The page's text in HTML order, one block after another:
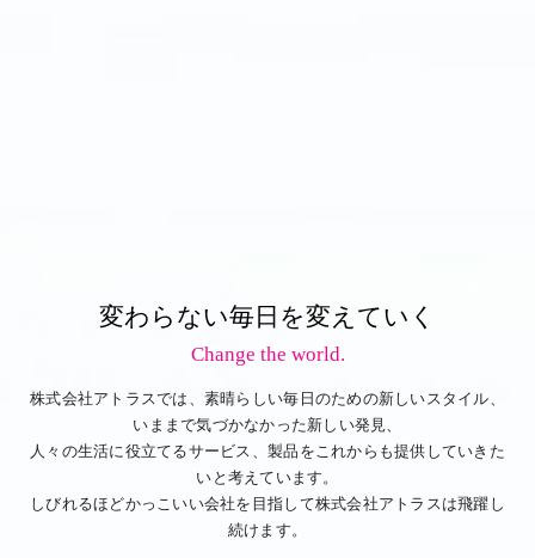
変わらない毎日を変えていく
Change the world.
株式会社アトラスでは、素晴らしい毎日のための新しいスタイル、
いままで気づかなかった新しい発見、
人々の生活に役立てるサービス、製品をこれからも提供していきた
いと考えています。
しびれるほどかっこいい会社を目指して株式会社アトラスは飛躍し
続けます。